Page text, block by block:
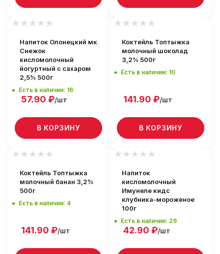
Напиток Олонецкий мк
Снежок
кисломолочный
йогуртный с сахаром
2,5% 500г
Есть в наличии: 16
57.90 ₽/шт
В КОРЗИНУ
Коктейль Топтыжка
молочный шоколад
3,2% 500г
Есть в наличии: 10
141.90 ₽/шт
В КОРЗИНУ
Коктейль Топтыжка
молочный банан 3,2%
500г
Есть в наличии: 4
141.90 ₽/шт
Напиток
кисломолочный
Имунеле кидс
клубника-мороженое
100г
Есть в наличии: 29
42.90 ₽/шт